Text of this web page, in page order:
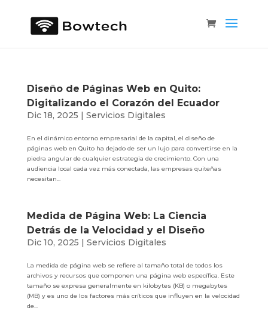
Diseño de Páginas Web en Quito:
Digitalizando el Corazón del Ecuador
Dic 18, 2025 | Servicios Digitales
En el dinámico entorno empresarial de la capital, el diseño de
páginas web en Quito ha dejado de ser un lujo para convertirse en la
piedra angular de cualquier estrategia de crecimiento. Con una
audiencia local cada vez más conectada, las empresas quiteñas
necesitan...
Medida de Página Web: La Ciencia
Detrás de la Velocidad y el Diseño
Dic 10, 2025 | Servicios Digitales
La medida de página web se refiere al tamaño total de todos los
archivos y recursos que componen una página web específica. Este
tamaño se expresa generalmente en kilobytes (KB) o megabytes
(MB) y es uno de los factores más críticos que influyen en la velocidad
de...